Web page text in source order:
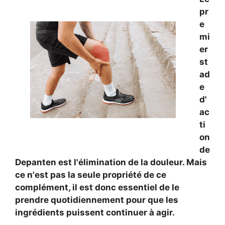
pr
e
mi
er
st
ad
e
d'
ac
ti
on
de
Depanten est l'élimination de la douleur. Mais
ce n'est pas la seule propriété de ce
complément, il est donc essentiel de le
prendre quotidiennement pour que les
ingrédients puissent continuer à agir.